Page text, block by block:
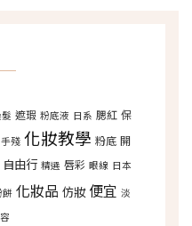
遮瑕 粉底液 日系 腮紅 保
手殘 化妝教學 粉底 開
自由行 精選 唇彩 眼線 日本
餅 化妝品 仿妝 便宜 淡